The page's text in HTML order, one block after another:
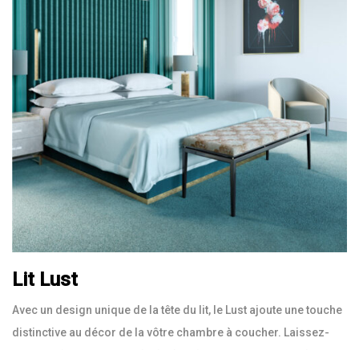
Lit Lust
Avec un design unique de la tête du lit, le Lust ajoute une touche
distinctive au décor de la vôtre chambre à coucher. Laissez-